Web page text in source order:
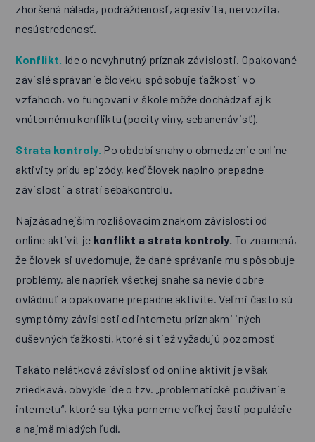
zhoršená nálada, podráždenosť, agresivita, nervozita,
nesústredenosť.
Konflikt. Ide o nevyhnutný príznak závislosti. Opakované
závislé správanie človeku spôsobuje ťažkosti vo
vzťahoch, vo fungovaní v škole môže dochádzať aj k
vnútornému konfliktu (pocity viny, sebanenávisť).
Strata kontroly. Po období snahy o obmedzenie online
aktivity prídu epizódy, keď človek naplno prepadne
závislosti a stratí sebakontrolu.
Najzásadnejším rozlišovacím znakom závislostí od
online aktivít je konflikt a strata kontroly. To znamená,
že človek si uvedomuje, že dané správanie mu spôsobuje
problémy, ale napriek všetkej snahe sa nevie dobre
ovládnuť a opakovane prepadne aktivite. Veľmi často sú
symptómy závislosti od internetu príznakmi iných
duševných ťažkostí, ktoré si tiež vyžadujú pozornosť
Takáto nelátková závislosť od online aktivít je však
zriedkavá, obvykle ide o tzv. „problematické používanie
internetu“, ktoré sa týka pomerne veľkej časti populácie
a najmä mladých ľudí.